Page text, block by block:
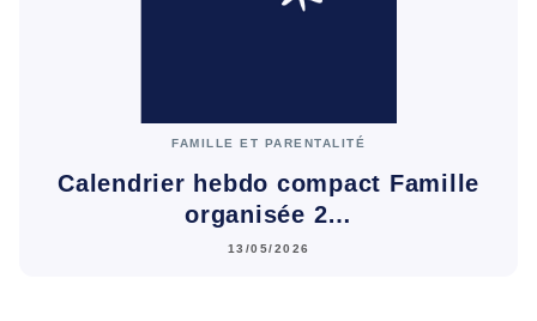
FAMILLE ET PARENTALITÉ
Calendrier hebdo compact Famille
organisée 2…
13/05/2026